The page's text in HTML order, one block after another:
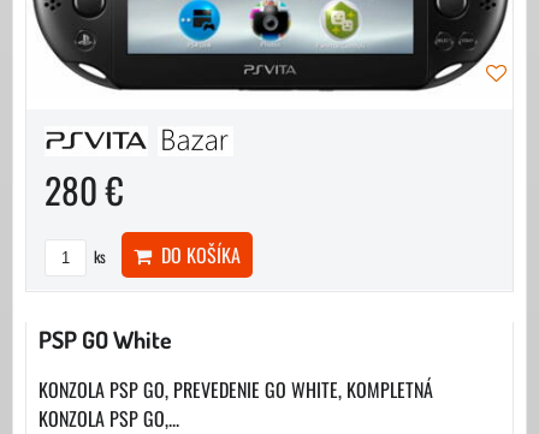
280 €
ks DO KOŠÍKA
PSP GO White
KONZOLA PSP GO, PREVEDENIE GO WHITE, KOMPLETNÁ
KONZOLA PSP GO,...